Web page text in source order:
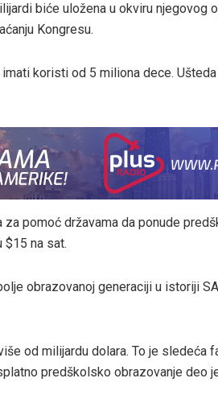
biće uložena u okviru njegovog
Kongresu.
koristi od 5 miliona dece.
pomoć državama da ponude
na sat.
obrazovanoj generaciji u istoriji
od milijardu dolara. To je sledeća
predškolsko obrazovanje deo